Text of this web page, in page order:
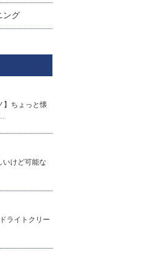
ング
】ちょっと懐
いけど可能な
ライトクリー